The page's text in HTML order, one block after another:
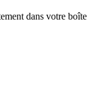
dans votre boîte